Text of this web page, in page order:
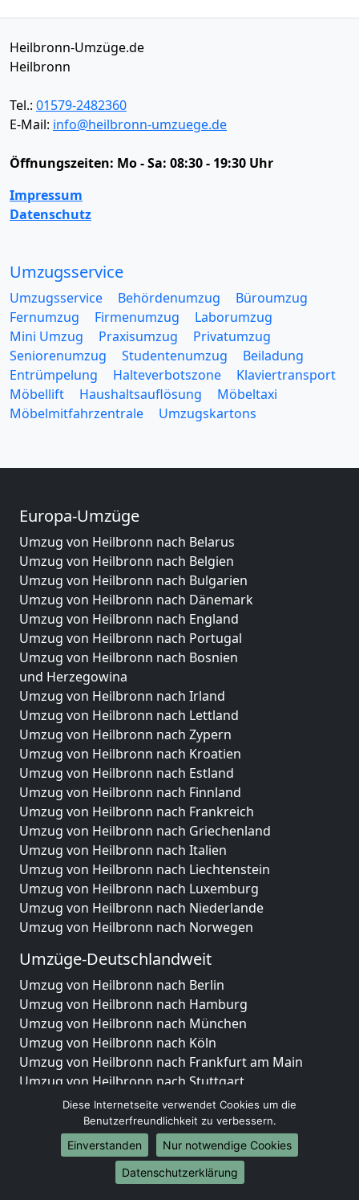
Heilbronn-Umzüge.de
Heilbronn
Tel.: 01579-2482360
E-Mail: info@heilbronn-umzuege.de
Öffnungszeiten: Mo - Sa: 08:30 - 19:30 Uhr
Impressum
Datenschutz
Umzugsservice
Umzugsservice Behördenumzug
Büroumzug
Fernumzug
Firmenumzug
Laborumzug
Mini Umzug
Praxisumzug
Privatumzug
Seniorenumzug
Studentenumzug
Beiladung
Entrümpelung
Halteverbotszone
Klaviertransport
Möbellift
Haushaltsauflösung
Möbeltaxi
Möbelmitfahrzentrale
Umzugskartons
Europa-Umzüge
Umzug von Heilbronn nach Belarus
Umzug von Heilbronn nach Belgien
Umzug von Heilbronn nach Bulgarien
Umzug von Heilbronn nach Dänemark
Umzug von Heilbronn nach England
Umzug von Heilbronn nach Portugal
Umzug von Heilbronn nach Bosnien
und Herzegowina
Umzug von Heilbronn nach Irland
Umzug von Heilbronn nach Lettland
Umzug von Heilbronn nach Zypern
Umzug von Heilbronn nach Kroatien
Umzug von Heilbronn nach Estland
Umzug von Heilbronn nach Finnland
Umzug von Heilbronn nach Frankreich
Umzug von Heilbronn nach Griechenland
Umzug von Heilbronn nach Italien
Umzug von Heilbronn nach Liechtenstein
Umzug von Heilbronn nach Luxemburg
Umzug von Heilbronn nach Niederlande
Umzug von Heilbronn nach Norwegen
Umzüge-Deutschlandweit
Umzug von Heilbronn nach Berlin
Umzug von Heilbronn nach Hamburg
Umzug von Heilbronn nach München
Umzug von Heilbronn nach Köln
Umzug von Heilbronn nach Frankfurt am Main
Umzug von Heilbronn nach Stuttgart
Umzug von Heilbronn nach Düsseldorf
Umzug von Heilbronn nach Leipzig
Umzug von Heilbronn nach Dortmund
Umzug von Heilbronn nach Essen
Umzug von Heilbronn nach Bremen
Diese Internetseite verwendet Cookies um die
Benutzerfreundlichkeit zu verbessern.
Einverstanden
Nur notwendige Cookies
Datenschutzerklärung